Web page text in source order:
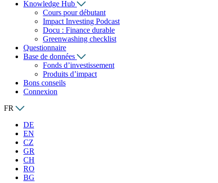
Knowledge Hub
Cours pour débutant
Impact Investing Podcast
Docu : Finance durable
Greenwashing checklist
Questionnaire
Base de données
Fonds d’investissement
Produits d’impact
Bons conseils
Connexion
FR
DE
EN
CZ
GR
CH
RO
BG